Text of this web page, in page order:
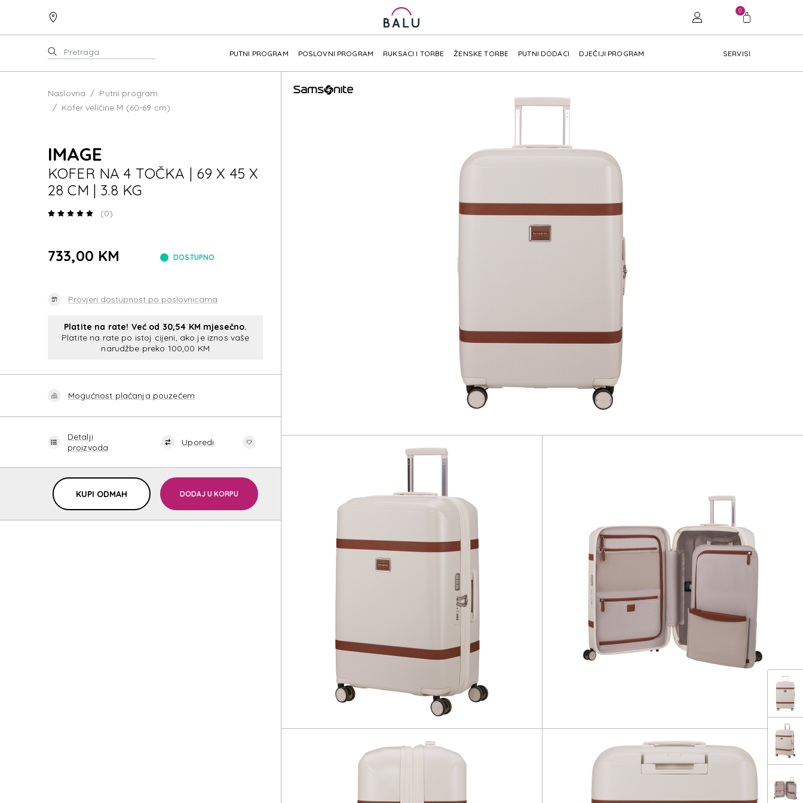
0
PUTNI PROGRAM POSLOVNI PROGRAM RUKSACI I TORBE ŽENSKE TORBE PUTNI DODACI DJEČIJI PROGRAM SERVISI
Naslovna
Putni program
Kofer veličine M (60-69 cm)
IMAGE
KOFER NA 4 TOČKA | 69 X 45 X
28 CM | 3.8 KG
(0)
733,00 KM DOSTUPNO
Provjeri dostupnost po poslovnicama
Platite na rate! Već od 30,54 KM mjesečno.
Platite na rate po istoj cijeni, ako je iznos vaše
narudžbe preko 100,00 KM
Mogućnost plaćanja pouzećem
Detalji
proizvoda
Uporedi
KUPI ODMAH DODAJ U KORPU